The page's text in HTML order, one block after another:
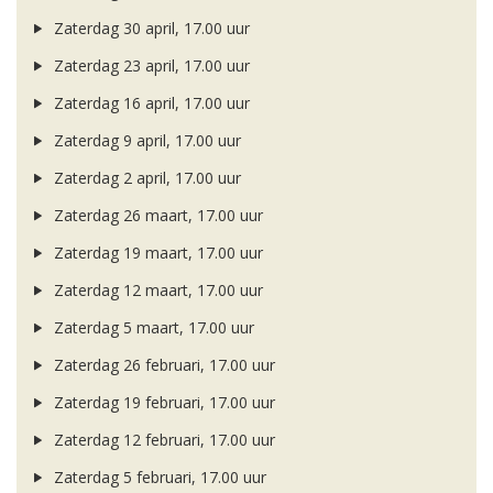
Zaterdag 30 april, 17.00 uur
Zaterdag 23 april, 17.00 uur
Zaterdag 16 april, 17.00 uur
Zaterdag 9 april, 17.00 uur
Zaterdag 2 april, 17.00 uur
Zaterdag 26 maart, 17.00 uur
Zaterdag 19 maart, 17.00 uur
Zaterdag 12 maart, 17.00 uur
Zaterdag 5 maart, 17.00 uur
Zaterdag 26 februari, 17.00 uur
Zaterdag 19 februari, 17.00 uur
Zaterdag 12 februari, 17.00 uur
Zaterdag 5 februari, 17.00 uur